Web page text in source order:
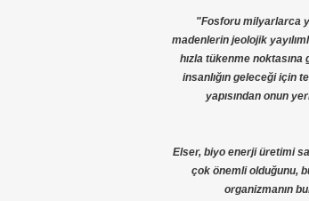
"Fosforu milyarlarca
madenlerin jeolojik
hızla tükenme
insanlığın geleceği için
yapısından onun
Elser, biyo enerji üretimi
çok önemli olduğunu,
organizmanın